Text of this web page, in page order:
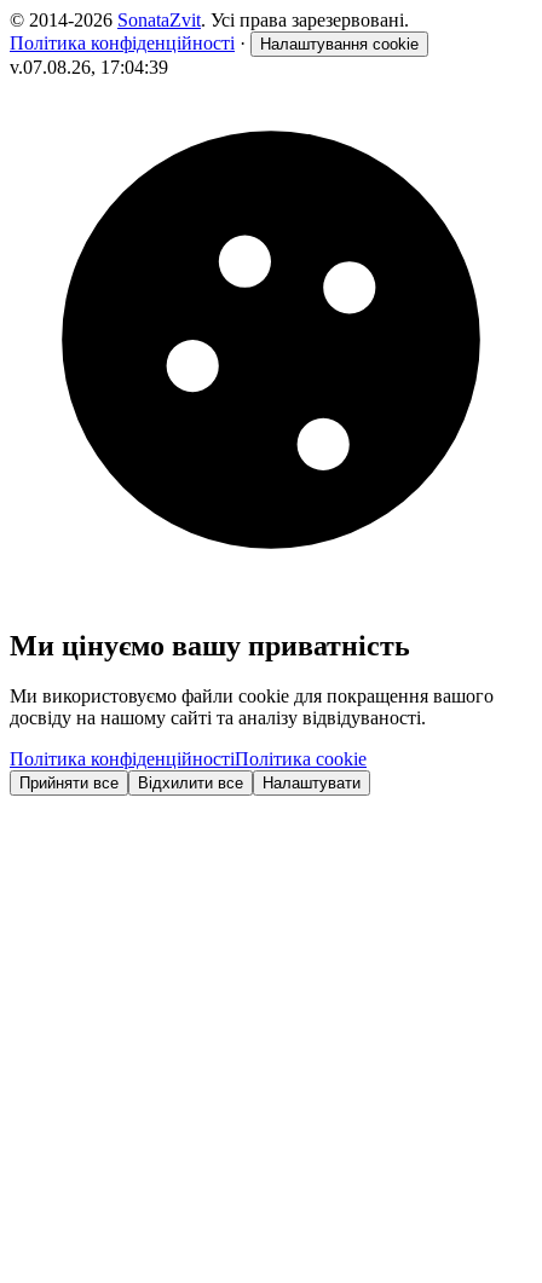
© 2014-2026 SonataZvit. Усі права зарезервовані.
Політика конфіденційності · Налаштування cookie
v.07.08.26, 17:04:39
Ми цінуємо вашу приватність
Ми використовуємо файли cookie для покращення вашого
досвіду на нашому сайті та аналізу відвідуваності.
Політика конфіденційностіПолітика cookie
Прийняти все Відхилити все Налаштувати